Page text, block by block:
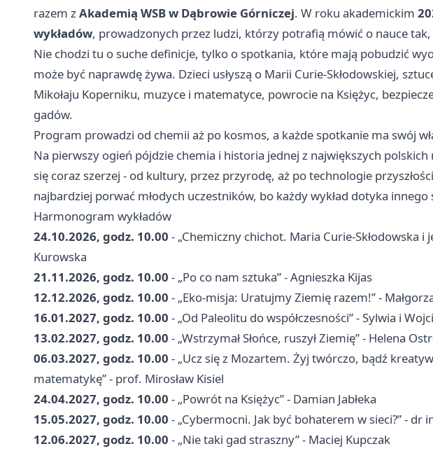
razem zAkademią WSB w Dąbrowie Górniczej. W roku akademickim
wykładów, prowadzonych przez ludzi, którzy potrafią mówić o nauce tak,
Nie chodzi tu o suche definicje, tylko o spotkania, które mają pobudzić
może być naprawdę żywa. Dzieci usłyszą o Marii Curie-Skłodowskiej,
Mikołaju Koperniku, muzyce i matematyce, powrocie na Księżyc,
gadów.
Program prowadzi od chemii aż po kosmos, a każde spotkanie ma swój
Na pierwszy ogień pójdzie chemia i historia jednej z największych
się coraz szerzej - od kultury, przez przyrodę, aż po technologie
najbardziej porwać młodych uczestników, bo każdy wykład dotyka innego
Harmonogram wykładów
24.10.2026, godz. 10.00 - „Chemiczny chichot. Maria Curie-Skłodowska i
Kurowska
21.11.2026, godz. 10.00 - „Po co nam sztuka” - Agnieszka Kijas
12.12.2026, godz. 10.00 - „Eko-misja: Uratujmy Ziemię razem!” -
16.01.2027, godz. 10.00 - „Od Paleolitu do współczesności” - Sylwia i
13.02.2027, godz. 10.00 - „Wstrzymał Słońce, ruszył Ziemię” - Helena
06.03.2027, godz. 10.00 - „Ucz się z Mozartem. Żyj twórczo, bądź
matematykę” - prof. Mirosław Kisiel
24.04.2027, godz. 10.00 - „Powrót na Księżyc” - Damian Jabłeka
15.05.2027, godz. 10.00 - „Cybermocni. Jak być bohaterem w sieci?” - dr
12.06.2027, godz. 10.00 - „Nie taki gad straszny” - Maciej Kupczak